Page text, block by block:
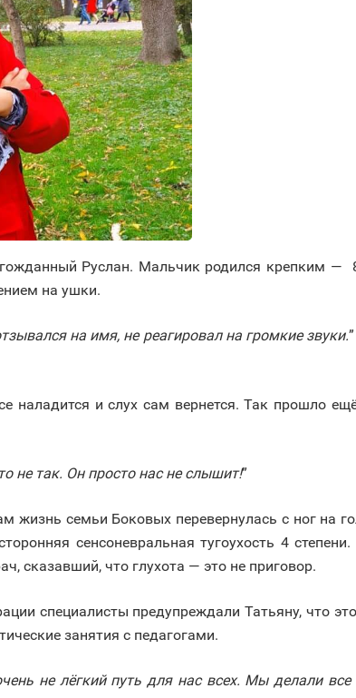
Руслан. Мальчик родился крепким —
на ушки.
на имя, не реагировал на громкие звуки.
наладится и слух сам вернется. Так прошло
не так. Он просто нас не слышит!”
семьи Боковых перевернулась с ног на
сенсоневральная тугоухость 4
сказавший, что глухота — это не приговор.
специалисты предупреждали Татьяну, что
занятия с педагогами.
не лёгкий путь для нас всех. Мы делали все